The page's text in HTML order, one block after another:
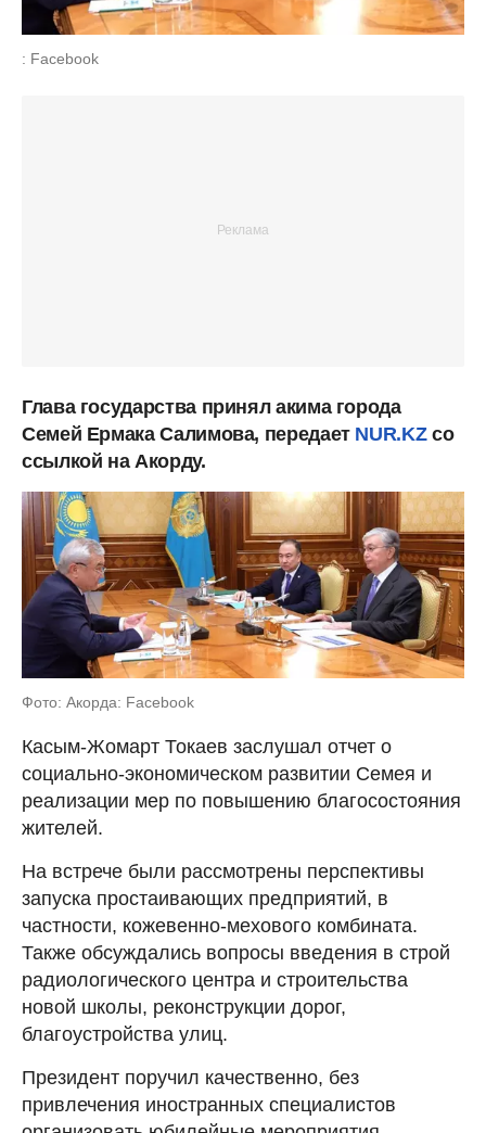
: Facebook
Глава государства принял акима города
Семей Ермака Салимова, передает NUR.KZсо
ссылкой на Акорду.
Фото: Акорда: Facebook
Касым-Жомарт Токаев заслушал отчет о
социально-экономическом развитии Семея и
реализации мер по повышению благосостояния
жителей.
На встрече были рассмотрены перспективы
запуска простаивающих предприятий, в
частности, кожевенно-мехового комбината.
Также обсуждались вопросы введения в строй
радиологического центра и строительства
новой школы, реконструкции дорог,
благоустройства улиц.
Президент поручил качественно, без
привлечения иностранных специалистов